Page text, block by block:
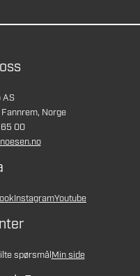
AS
Norge
00
InstagramYoutube
spørsmålMin side